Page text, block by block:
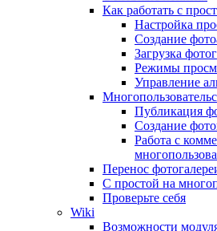
Как работать с
Настройка
Создание
Загрузка
Режимы
Управление
Публикация
Создание
Работа с
Перенос
С простой на
Проверьте себя
Wiki
Возможности